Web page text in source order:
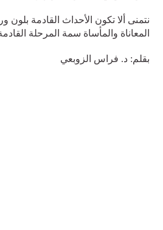
نتمنى ألا تكون الأحداث القادمة بلون
المعاناة والمأساة سمة المرحلة
بقلم: د. فراس الزوبعي